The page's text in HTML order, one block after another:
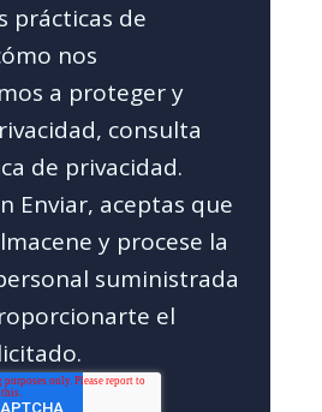
prácticas de
nos
a proteger y
consulta
de privacidad.
Enviar, aceptas que
y procese la
suministrada
el